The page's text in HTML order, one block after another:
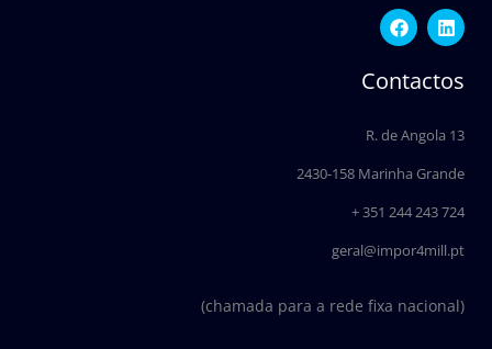
F
a
c
e
b
o
k
L
i
n
k
e
i
n
Contactos
R. de Angola 13
2430-158 Marinha Grande
+ 351 244 243 724
geral@impor4mill.pt
(chamada para a rede fixa nacional)